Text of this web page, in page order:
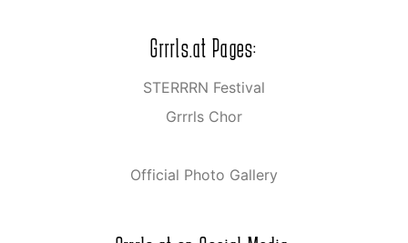
Grrrls.at Pages:
STERRRN Festival
Grrrls Chor
Official Photo Gallery